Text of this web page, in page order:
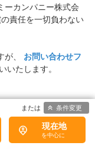
ーカンパニー株式会
責任を一切負わない
が、 お問い合わせフ
いたします。
現在地
条件変更